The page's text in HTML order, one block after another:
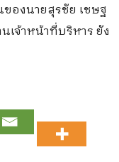
องนายสุรชัย เชษฐ
เจ้าหน้าที่บริหาร ยัง